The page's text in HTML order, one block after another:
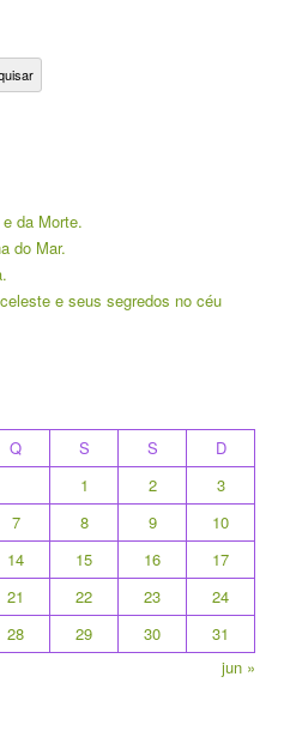
da Morte.
do Mar.
e seus segredos no céu
Q S S
D
1
2
3
7 8 9
10
14 15 16
17
21 22 23
24
28 29 30
31
jun »